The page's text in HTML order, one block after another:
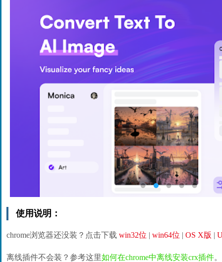
使用说明：
chrome浏览器还没装？点击下载 win32位 | win64位 | OS X版 |
离线插件不会装？参考这里如何在chrome中离线安装crx插件。